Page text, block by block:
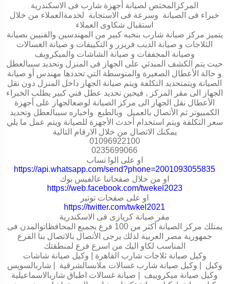
المركزالمختص لصيانة أجهزة شارب فى الاسكندرية
خبراء فى الصيانة وسرعة فى الاستجابة لخدمةالعملاء من خلال
استقبال شكاوى العملاء
يتميز مركز صيانة شارب بنخبه كبير من المهندسين والفنيين بصيانة
الثلاجات و صيانة الديب فريزر و التكييفات و صيانة الغسالات
وصيانة المجففات و صيانة الشاشات والميكرويف
حيت يتم الكشف المبدئي على الجهاز فى المنزل وتحديد سببالعطل
و حالة الأعطال الصغيرة والمتوسطة التي تحددها مهندس أو صيانة
الصيانة ويتمتحديد التكلفة ويتم صيانة الجهاز داخل المنزل دون نقل
الجهاز الى مقر المركز , فيحين تحديد عطل فني كبير يطلب الخبراء
الأعطال نقل الجهاز الى مركز الصيانة لوضعالجهاز على أجهزة
الكمبيوتر ثم الأتصال بالعميل وبالطبع واخباره سببالعطل وتحديد
سعر التكلفة ويتم استخدام أحدث الأجهزة للصيانة ويتم عمل ما يلي
يمكنك الاتصال من خلال الارقام التالية
01096922100
0235699066
او على الوا تساب
https://api.whatsapp.com/send?phone=2001093055835
او من خلال صفحاتنا عالفيس بوك
https://web.facebook.com/twekel2023
او على صفحات توتير
https://twitter.com/twkel2021
مقر صيانة كريازى فى الاسكندرية
يمتلك مركز الصيانة أكثر من 100 فرع بجميع المحافظاتوالمدن فى
جمهورية مصر العربية لذلك يرجى الأتصال بالاتصال بنا الفرع
المناسب لكاو اليك من اسرع فرع لمنطقتك
وكيل صيانة ثلاجات شارب القاهرة | وكيل صيانة شاشات
شاربالسويس
وكيل صيانة شارب غسالات ملابسالشرقية
وكيل
صيانة غسالات اطباق شاربالاسماعيلية
وكيل صيانة ميكروييف